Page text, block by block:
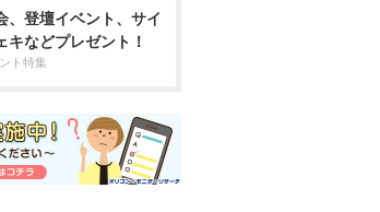
、登壇イベント、サイ
キなどプレゼント！
ト特集